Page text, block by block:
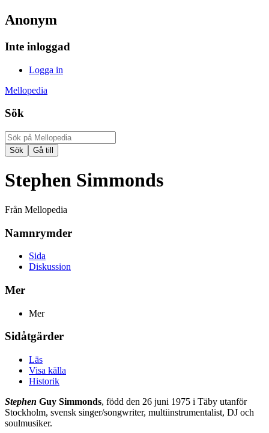
Anonym
Inte inloggad
Logga in
Mellopedia
Sök
Stephen Simmonds
Från Mellopedia
Namnrymder
Sida
Diskussion
Mer
Mer
Sidåtgärder
Läs
Visa källa
Historik
Stephen Guy Simmonds, född den 26 juni 1975 i Täby utanför
Stockholm, svensk singer/songwriter, multiinstrumentalist, DJ och
soulmusiker.